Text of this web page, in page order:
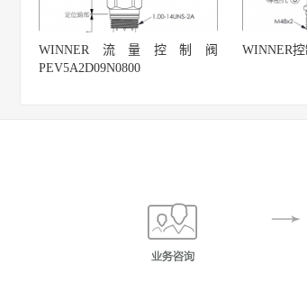
WINNER流量控制阀
PEV5A2D09N0800
WINNER